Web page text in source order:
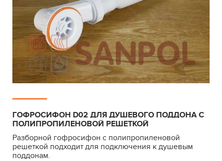
ГОФРОСИФОН D02 ДЛЯ ДУШЕВОГО ПОДДОНА С
ПОЛИПРОПИЛЕНОВОЙ РЕШЕТКОЙ
Разборной гофросифон с полипропиленовой
решеткой подходит для подключения к душевым
поддонам.